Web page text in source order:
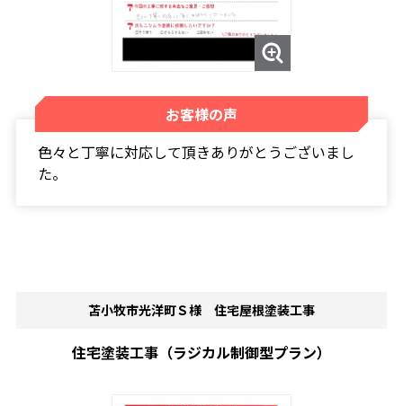
お客様の声
色々と丁寧に対応して頂きありがとうございまし
た。
苫小牧市光洋町Ｓ様 住宅屋根塗装工事
住宅塗装工事（ラジカル制御型プラン）